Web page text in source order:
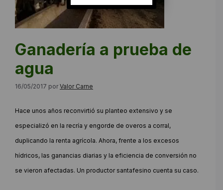
Ganadería a prueba de
agua
16/05/2017 por Valor Carne
Hace unos años reconvirtió su planteo extensivo y se
especializó en la recría y engorde de overos a corral,
duplicando la renta agrícola. Ahora, frente a los excesos
hídricos, las ganancias diarias y la eficiencia de conversión no
se vieron afectadas. Un productor santafesino cuenta su caso.